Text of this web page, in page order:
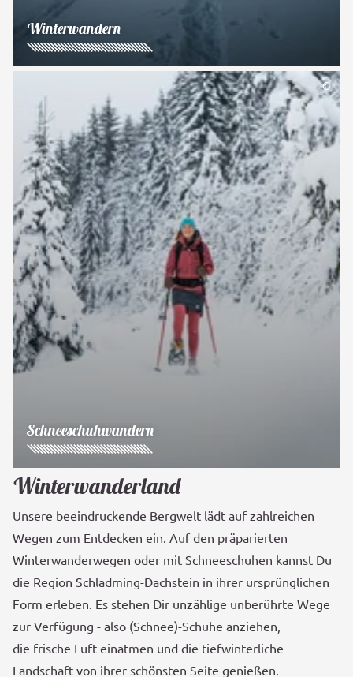
Winterwandern
©
Schneeschuhwandern
Winterwanderland
Unsere beeindruckende Bergwelt lädt auf zahlreichen
Wegen zum Entdecken ein. Auf den präparierten
Winterwanderwegen oder mit Schneeschuhen kannst Du
die Region Schladming-Dachstein in ihrer ursprünglichen
Form erleben. Es stehen Dir unzählige unberührte Wege
zur Verfügung - also (Schnee)-Schuhe anziehen,
die frische Luft einatmen und die tiefwinterliche
Landschaft von ihrer schönsten Seite genießen.